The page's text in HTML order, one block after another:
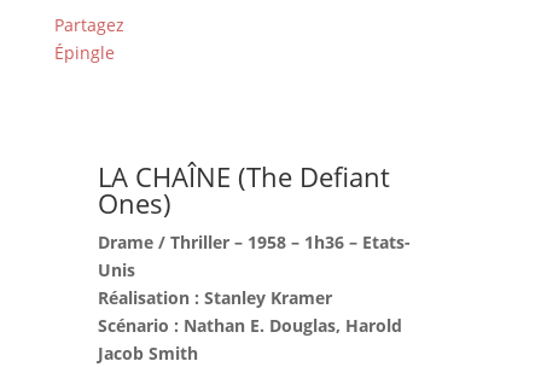
Partagez
Épingle
LA CHAÎNE (The Defiant
Ones)
Drame / Thriller – 1958 – 1h36 – Etats-
Unis
Réalisation : Stanley Kramer
Scénario : Nathan E. Douglas, Harold
Jacob Smith